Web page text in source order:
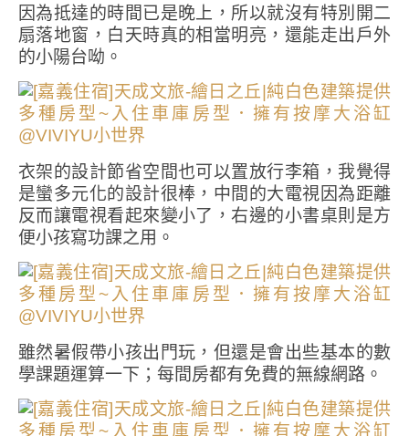
因為抵達的時間已是晚上，所以就沒有特別開二
扇落地窗，白天時真的相當明亮，還能走出戶外
的小陽台呦。
衣架的設計節省空間也可以置放行李箱，我覺得
是蠻多元化的設計很棒，中間的大電視因為距離
反而讓電視看起來變小了，右邊的小書桌則是方
便小孩寫功課之用。
雖然暑假帶小孩出門玩，但還是會出些基本的數
學課題運算一下；每間房都有免費的無線網路。